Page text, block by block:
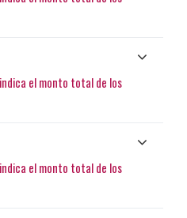
el monto total de los
el monto total de los